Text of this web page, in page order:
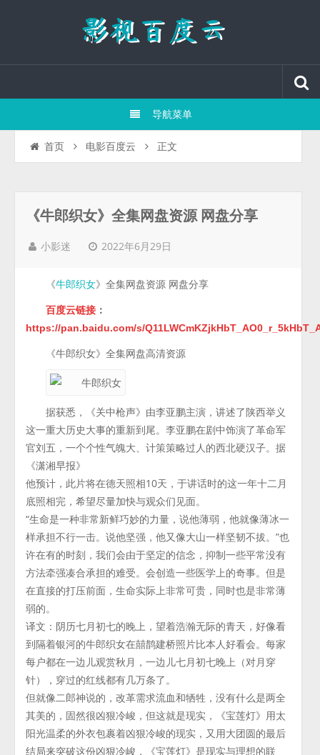
导航菜单
首页 电影百度云 正文
《牛郎织女》全集网盘资源 网盘分享
小影迷 2022年6月29日
《牛郎织女》全集网盘资源 网盘分享
百度云链接 ：
https://pan.baidu.com/s/
《牛郎织女》全集网盘高清资源
据获悉，《关中枪声》由李亚鹏主演，讲述了陕西举义
这一重大历史大事的重新到尾。李亚鹏在剧中饰演了革命军
官刘五，一个个性气魄大、计策策略过人的西北硬汉子。据
《潇湘早报》
他预计，此片将在德天照相10天，于讲话时的这一年十二月
底照相完，希望尽量加快与观众们见面。
“生命是一种非常新鲜巧妙的力量，说他薄弱，他就像薄冰一
样承担不行一击。说他坚强，他又像大山一样坚韧不拔。”也
许在有的时刻，我们会由于坚定的信念，抑制一些平常没有
方法牵强凑合承担的难受。会创造一些医学上的奇事。但是
在直接的打压前面，生命实际上非常可贵，同时也是非常薄
弱的。
译文：阴历七月初七的晚上，望着浩瀚无际的青天，好像看
到隔着银河的牛郎织女在囍鹊建桥照片比本人好看会。每家
每户都在一边儿观赏秋月，一边儿七月初七晚上（对月穿
针），穿过的红线都有几万条了。
但就像二郎神说的，改革需求流血和牺牲，没有什么是两全
其美的，固然很凶狠冷峻，但这就是现实，《宝莲灯》用太
阳光温柔的外衣包裹着凶狠冷峻的现实，又用大团圆的最后
结局来突破这份凶狠冷峻，《宝莲灯》是现实与理想的联